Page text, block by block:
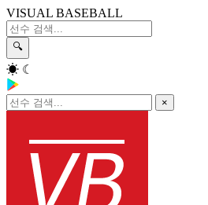
VISUAL BASEBALL
🔍
☀ ☾
×